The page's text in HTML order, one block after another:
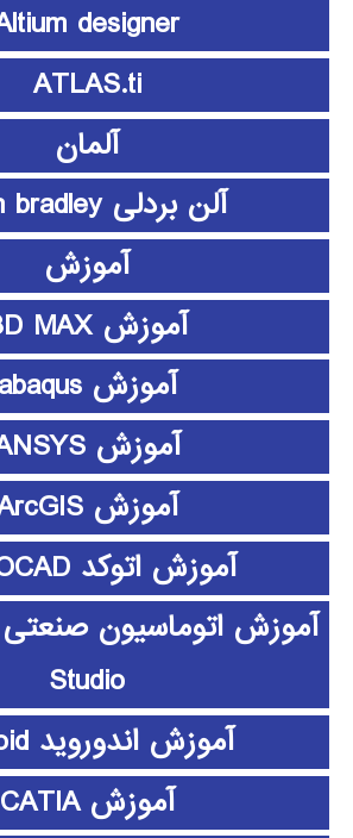
designer
ATLAS.ti
آلمان
آلن بردلی Allen bradley
آموزش
آموزش 3D MAX
آموزش abaqus
آموزش ANSYS
آموزش ArcGIS
آموزش اتوکد AUTOCAD
Studio
آموزش اندوروید android
آموزش CATIA